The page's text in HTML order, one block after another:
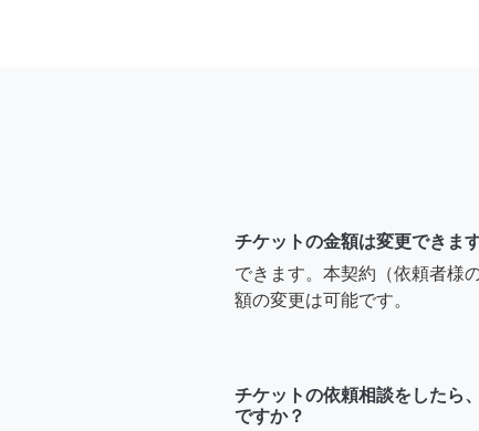
チケットの金額は変更できま
できます。本契約（依頼者様
額の変更は可能です。
チケットの依頼相談をしたら
ですか？